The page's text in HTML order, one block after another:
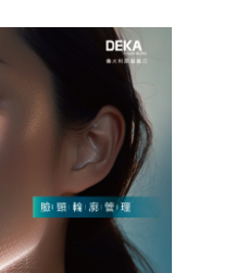
計與穩定能量輸出，
常保養。可搭配外
評估規劃頭皮管理